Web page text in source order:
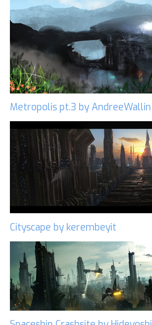
Metropolis pt.3 by AndreeWallin
Cityscape by kerembeyit